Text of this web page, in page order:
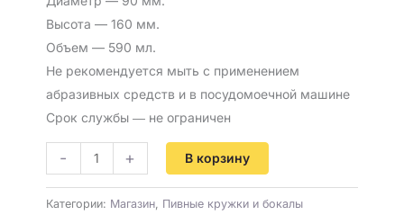
Высота — 160 мм.
Объем — 590 мл.
Не рекомендуется мыть с применением
абразивных средств и в посудомоечной машине
Срок службы ― не ограничен
- + В корзину
Категории: Магазин, Пивные кружки и бокалы